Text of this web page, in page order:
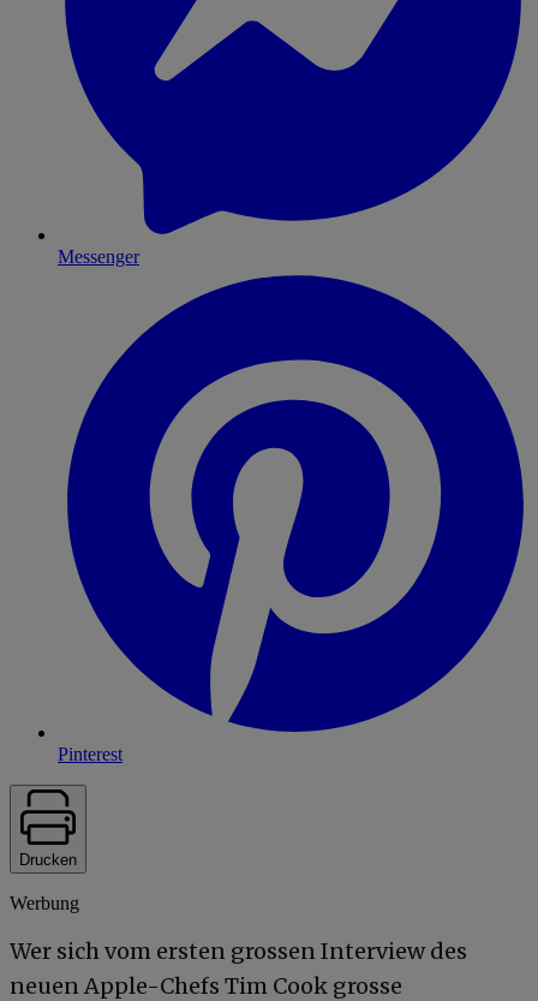
Messenger
Pinterest
Drucken
Werbung
Wer sich vom ersten grossen Interview des
neuen Apple-Chefs Tim Cook grosse